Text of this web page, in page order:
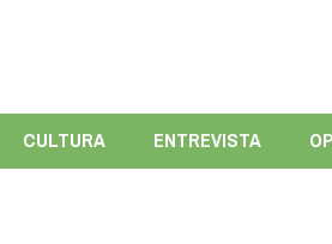
CULTURA ENTREVISTA